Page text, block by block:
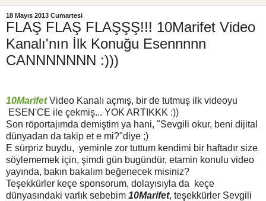
18 Mayıs 2013 Cumartesi
FLAŞ FLAŞ FLAŞŞŞ!!! 10Marifet Video
Kanalı'nın İlk Konuğu Esennnnn
CANNNNNNN :)))
10Marifet Video Kanalı açmış, bir de tutmuş ilk videoyu
ESEN'CE ile çekmiş... YOK ARTIKKK :))
Son röportajımda demiştim ya hani, "Sevgili okur, beni dijital
dünyadan da takip et e mi?"diye ;)
E sürpriz buydu, yeminle zor tuttum kendimi bir haftadır size
söylememek için, şimdi gün bugündür, etamin konulu video
yayında, bakın bakalım beğenecek misiniz?
Teşekkürler keçe sponsorum, dolayısıyla da keçe
dünyasındaki varlık sebebim 10Marifet, teşekkürler Sevgili